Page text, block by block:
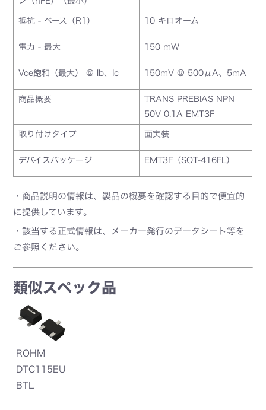
抵抗 - ベース（R1） 10 キロオーム
電力 - 最大 150 mW
Vce飽和（最大） @ lb、Ic 150mV @ 500μA、5mA
商品概要
TRANS PREBIAS NPN
50V 0.1A EMT3F
取り付けタイプ 面実装
デバイスパッケージ EMT3F（SOT-416FL）
・商品説明の情報は、製品の概要を確認する目的で便宜的
に提供しています。
・該当する正式情報は、メーカー発行のデータシート等を
ご参照ください。
類似スペック品
ROHM
DTC115EU
BTL